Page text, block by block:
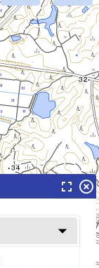
fullscreen highlight_off
arrow_drop_down